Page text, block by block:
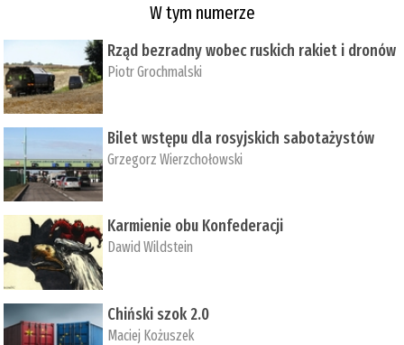
W tym numerze
Rząd bezradny wobec ruskich rakiet i dronów
Piotr Grochmalski
Bilet wstępu dla rosyjskich sabotażystów
Grzegorz Wierzchołowski
Karmienie obu Konfederacji
Dawid Wildstein
Chiński szok 2.0
Maciej Kożuszek